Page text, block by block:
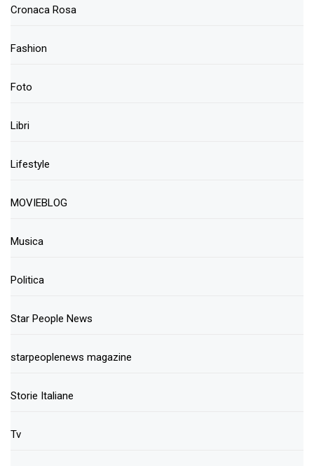
Cronaca Rosa
Fashion
Foto
Libri
Lifestyle
MOVIEBLOG
Musica
Politica
Star People News
starpeoplenews magazine
Storie Italiane
Tv